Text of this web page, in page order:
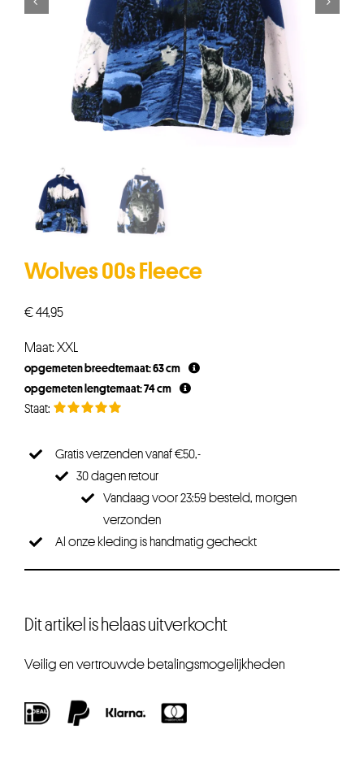
Wolves 00s Fleece
€44,95
Maat: XXL
opgemeten breedtemaat: 63 cm
opgemeten lengtemaat: 74 cm
Gratis verzenden vanaf €50,-
30 dagen retour
Vandaag voor 23:59 besteld, morgen
verzonden
Al onze kleding is handmatig gecheckt
Dit artikel is helaas uitverkocht
Veilig en vertrouwde betalingsmogelijkheden